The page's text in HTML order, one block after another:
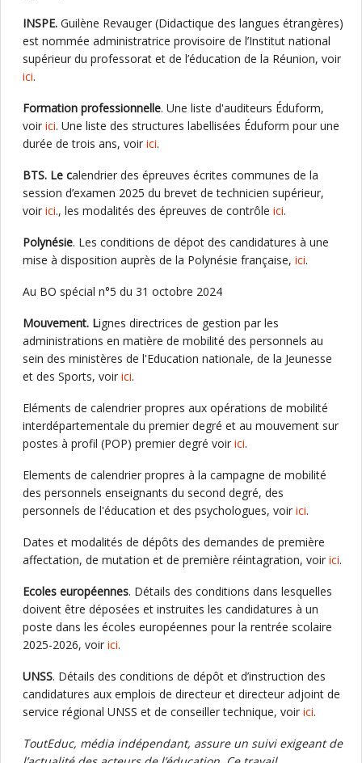
INSPE. Guilène Revauger (Didactique des langues étrangères)
est nommée administratrice provisoire de l’Institut national
supérieur du professorat et de l’éducation de la Réunion, voir
ici.
Formation professionnelle. Une liste d'auditeurs Éduform,
voir ici. Une liste des structures labellisées Éduform pour une
durée de trois ans, voir ici.
BTS. Le calendrier des épreuves écrites communes de la
session d’examen 2025 du brevet de technicien supérieur,
voir ici., les modalités des épreuves de contrôle ici.
Polynésie. Les conditions de dépot des candidatures à une
mise à disposition auprès de la Polynésie française, ici.
Au BO spécial n°5 du 31 octobre 2024
Mouvement. Lignes directrices de gestion par les
administrations en matière de mobilité des personnels au
sein des ministères de l'Education nationale, de la Jeunesse
et des Sports, voir ici.
Eléments de calendrier propres aux opérations de mobilité
interdépartementale du premier degré et au mouvement sur
postes à profil (POP) premier degré voir ici.
Elements de calendrier propres à la campagne de mobilité
des personnels enseignants du second degré, des
personnels de l'éducation et des psychologues, voir ici.
Dates et modalités de dépôts des demandes de première
affectation, de mutation et de première réintagration, voir ici.
Ecoles européennes. Détails des conditions dans lesquelles
doivent être déposées et instruites les candidatures à un
poste dans les écoles européennes pour la rentrée scolaire
2025-2026, voir ici.
UNSS. Détails des conditions de dépôt et d’instruction des
candidatures aux emplois de directeur et directeur adjoint de
service régional UNSS et de conseiller technique, voir ici.
ToutEduc, média indépendant, assure un suivi exigeant de